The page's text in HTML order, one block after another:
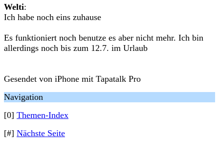
Welti:
Ich habe noch eins zuhause
Es funktioniert noch benutze es aber nicht mehr. Ich bin
allerdings noch bis zum 12.7. im Urlaub
Gesendet von iPhone mit Tapatalk Pro
Navigation
[0] Themen-Index
[#] Nächste Seite